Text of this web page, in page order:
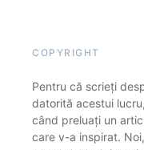
COPYRIGHT
Pentru că scrieți
datorită acestui
când preluați un
care v-a inspirat.